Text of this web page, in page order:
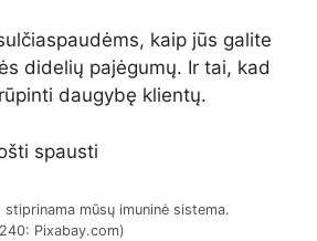
kaip jūs galite
didelių pajėgumų. Ir tai, kad
daugybę klientų.
mūsų imuninė sistema.
Pixabay.com)